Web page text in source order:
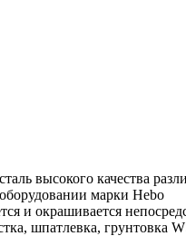
высокого качества
марки Hebo
и окрашивается
шпатлевка, грунтовка